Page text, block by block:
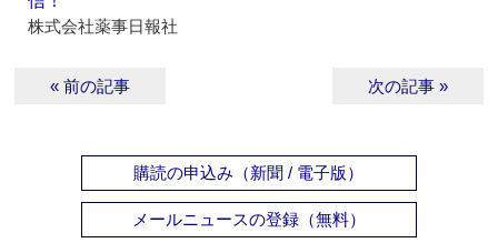
株式会社薬事日報社
« 前の記事 次の記事 »
購読の申込み（新聞 / 電子版）
メールニュースの登録（無料）